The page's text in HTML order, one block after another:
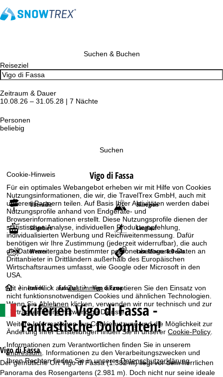
Cookie-Hinweis
Für ein optimales Webangebot erheben wir mit Hilfe von Cookies
Nutzungsinformationen, die wir, die TravelTrex GmbH, auch mit
unseren Partnern teilen. Auf Basis Ihrer Aktivitäten werden dabei
Nutzungsprofile anhand von Endgeräte- und
Browserinformationen erstellt. Diese Nutzungsprofile dienen der
statistischen Analyse, individuellen Produktempfehlung,
individualisierten Werbung und Reichweitenmessung. Dafür
benötigen wir Ihre Zustimmung (jederzeit widerrufbar), die auch
die Datenweitergabe bestimmter personenbezogener Daten an
Drittanbieter in Drittländern außerhalb des Europäischen
Wirtschaftsraumes umfasst, wie Google oder Microsoft in den
USA.
Mit einem Klick aufZustimmenakzeptieren Sie den Einsatz von
nicht funktionsnotwendigen Cookies und ähnlichen Technologien.
Wenn SieAblehnen klicken, verwenden wir nur technisch und zur
Vertragserfüllung notwendige Dienste.
Weitere Informationen zur Cookienutzung und die Möglichkeit zur
Änderung Ihrer Einstellungen finden Sie in unsererCookie-Policy
Informationen zum Verantwortlichen finden Sie in unserem
Impressum . Informationen zu den Verarbeitungszwecken und
Ihren Rechten finden Sie in unsererDatenschutzerklärung.
Suchen & Buchen
Reiseziel
Zeitraum & Dauer
10.08.26 – 31.05.28 | 7 Nächte
Personen
beliebig
Suchen
Vigo di Fassa
Übersicht Skiregion
Skigebiet Langlauf
Wetter Last-Minute & Deals
S
t
a
r
t
Italien Fassatal Vigo di Fassa
SkiferienVigo di Fassa -
Fantastische Dolomiten!
Vigo di Fassa
Der gemütliche Ort Vigo di Fassa (1.382 m) liegt vor dem herrlichen
Panorama des Rosengartens (2.981 m). Doch nicht nur seine ideale